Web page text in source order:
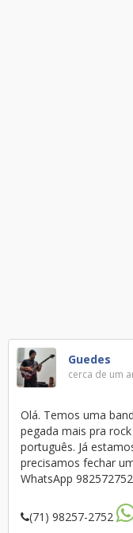
Guedes
cerca de um
Olá. Temos uma
pegada mais pra
português. Já
precisamos fechar
WhatsApp 982572752
(71) 98257-2752